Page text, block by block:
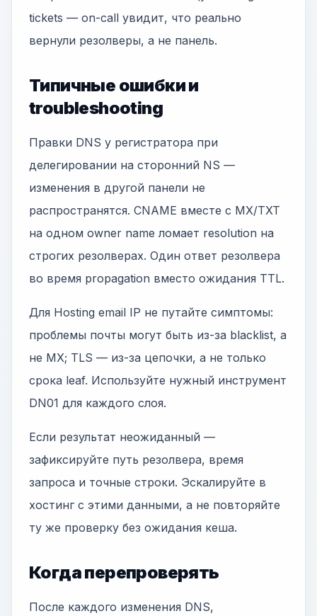
tickets — on-call увидит, что реально
вернули резолверы, а не панель.
Типичные ошибки и
troubleshooting
Правки DNS у регистратора при
делегировании на сторонний NS —
изменения в другой панели не
распространятся. CNAME вместе с MX/TXT
на одном owner name ломает resolution на
строгих резолверах. Один ответ резолвера
во время propagation вместо ожидания TTL.
Для Hosting email IP не путайте симптомы:
проблемы почты могут быть из-за blacklist, а
не MX; TLS — из-за цепочки, а не только
срока leaf. Используйте нужный инструмент
DN01 для каждого слоя.
Если результат неожиданный —
зафиксируйте путь резолвера, время
запроса и точные строки. Эскалируйте в
хостинг с этими данными, а не повторяйте
ту же проверку без ожидания кеша.
Когда перепроверять
После каждого изменения DNS,